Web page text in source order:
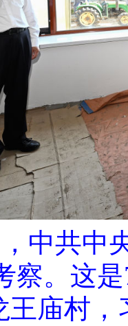
中共中
察。这
王庙村